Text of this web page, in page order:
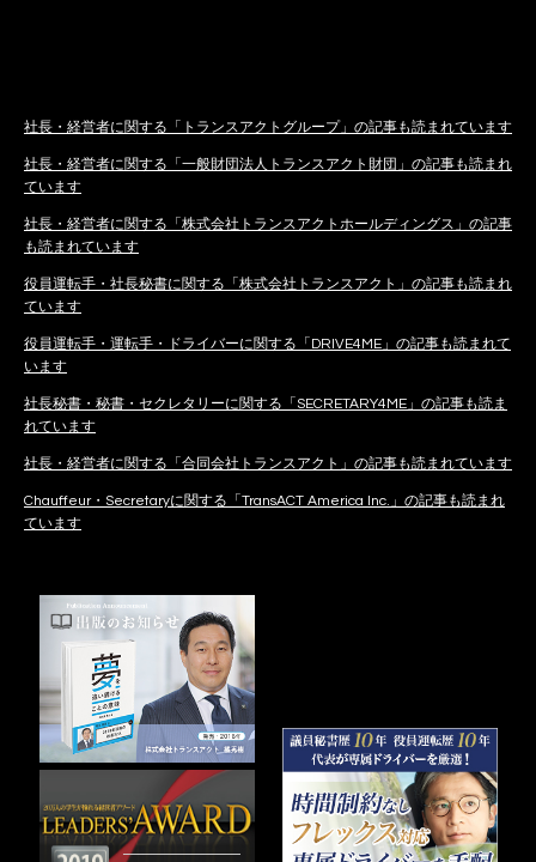
社長・経営者に関する「トランスアクトグループ」の記事も読まれています
社長・経営者に関する「一般財団法人トランスアクト財団」の記事も読まれ
ています
社長・経営者に関する「株式会社トランスアクトホールディングス」の記事
も読まれています
役員運転手・社長秘書に関する「株式会社トランスアクト」の記事も読まれ
ています
役員運転手・運転手・ドライバーに関する「DRIVE4ME」の記事も読まれて
います
社長秘書・秘書・セクレタリーに関する「SECRETARY4ME」の記事も読ま
れています
社長・経営者に関する「合同会社トランスアクト」の記事も読まれています
Chauffeur・Secretaryに関する「TransACT America Inc.」の記事も読まれ
ています